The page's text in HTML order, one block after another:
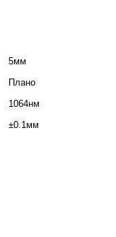
5мм
Плано
1064нм
±0.1мм